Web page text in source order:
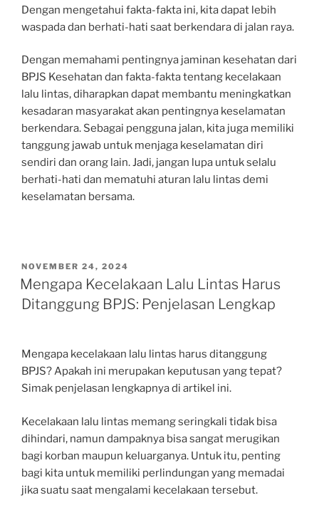
Dengan mengetahui fakta-fakta ini, kita dapat lebih
waspada dan berhati-hati saat berkendara di jalan raya.
Dengan memahami pentingnya jaminan kesehatan dari
BPJS Kesehatan dan fakta-fakta tentang kecelakaan
lalu lintas, diharapkan dapat membantu meningkatkan
kesadaran masyarakat akan pentingnya keselamatan
berkendara. Sebagai pengguna jalan, kita juga memiliki
tanggung jawab untuk menjaga keselamatan diri
sendiri dan orang lain. Jadi, jangan lupa untuk selalu
berhati-hati dan mematuhi aturan lalu lintas demi
keselamatan bersama.
POSTED
ON
NOVEMBER 24, 2024
Mengapa Kecelakaan Lalu Lintas Harus
Ditanggung BPJS: Penjelasan Lengkap
Mengapa kecelakaan lalu lintas harus ditanggung
BPJS? Apakah ini merupakan keputusan yang tepat?
Simak penjelasan lengkapnya di artikel ini.
Kecelakaan lalu lintas memang seringkali tidak bisa
dihindari, namun dampaknya bisa sangat merugikan
bagi korban maupun keluarganya. Untuk itu, penting
bagi kita untuk memiliki perlindungan yang memadai
jika suatu saat mengalami kecelakaan tersebut.